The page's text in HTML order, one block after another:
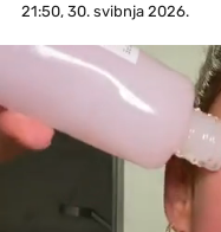
21:50, 30. svibnja 2026.